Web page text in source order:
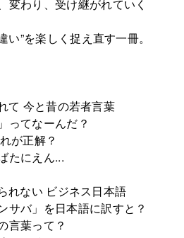
変わり、受け継がれていく
い”を楽しく捉え直す一冊。
て 今と昔の若者言葉
ってなーんだ？
が正解？
たにえん...
れない ビジネス日本語
サバ」を日本語に訳すと？
言葉って？